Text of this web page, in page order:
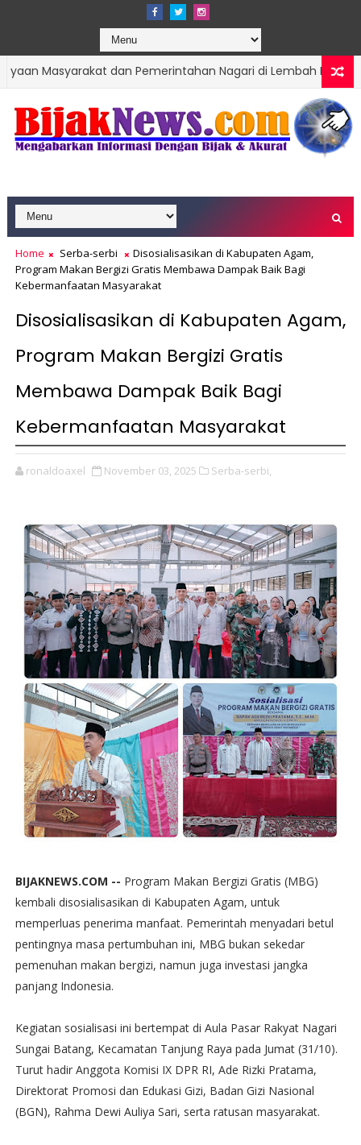
dan Pemerintahan Nagari di Lembah Melintang Pasbar
Home Serba-serbi
Disosialisasikan di Kabupaten Agam,
Program Makan Bergizi Gratis Membawa Dampak Baik Bagi
Kebermanfaatan Masyarakat
Disosialisasikan di Kabupaten Agam,
Program Makan Bergizi Gratis
Membawa Dampak Baik Bagi
Kebermanfaatan Masyarakat
ronaldoaxel November 03, 2025 Serba-serbi,
BIJAKNEWS.COM -- Program Makan Bergizi Gratis (MBG)
kembali disosialisasikan di Kabupaten Agam, untuk
memperluas penerima manfaat. Pemerintah menyadari betul
pentingnya masa pertumbuhan ini, MBG bukan sekedar
pemenuhan makan bergizi, namun juga investasi jangka
panjang Indonesia.
Kegiatan sosialisasi ini bertempat di Aula Pasar Rakyat Nagari
Sungai Batang, Kecamatan Tanjung Raya pada Jumat (31/10).
Turut hadir Anggota Komisi IX DPR RI, Ade Rizki Pratama,
Direktorat Promosi dan Edukasi Gizi, Badan Gizi Nasional
(BGN), Rahma Dewi Auliya Sari, serta ratusan masyarakat.